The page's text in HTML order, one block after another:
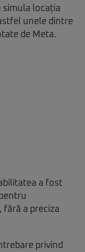
simula locația
unele dintre
de Meta.
a fost
a preciza
privind